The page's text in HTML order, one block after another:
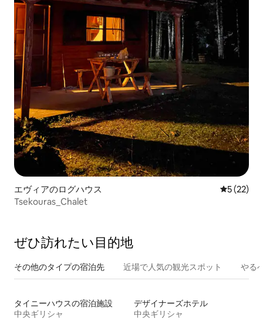
エヴィアのログハウス レビュー
5 (22)
Tsekouras_Chalet
ぜひ訪⁠れ⁠た⁠い目⁠的⁠地
その他のタ⁠イ⁠プ⁠の宿⁠泊⁠先 近場で人気の観光スポット やる
タイニーハウスの宿泊施設
中央ギリシャ
デザイナーズホテル
中央ギリシャ